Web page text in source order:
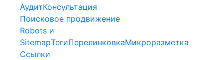
АудитКонсультация
Поисковое продвижение
Robots и
SitemapТегиПерелинковкаМикроразметка
Ссылки